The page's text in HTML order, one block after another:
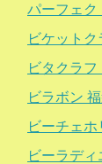
パーフェク
ビケット
ビタクラ
ビラボン
ビーチェ
ビーラデ